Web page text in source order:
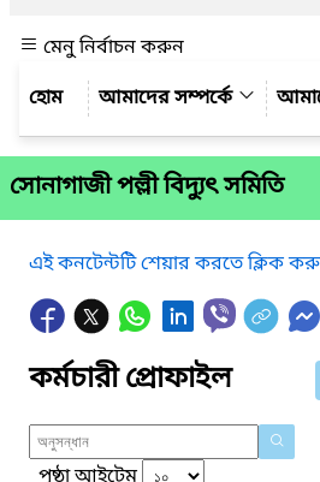
মেনু নির্বাচন করুন
আমাদের সম্পর্কে
সোনাগাজী পল্লী বিদ্যুৎ সমিতি
এই কনটেন্টটি শেয়ার করতে ক্লিক
কর্মচারী প্রোফাইল